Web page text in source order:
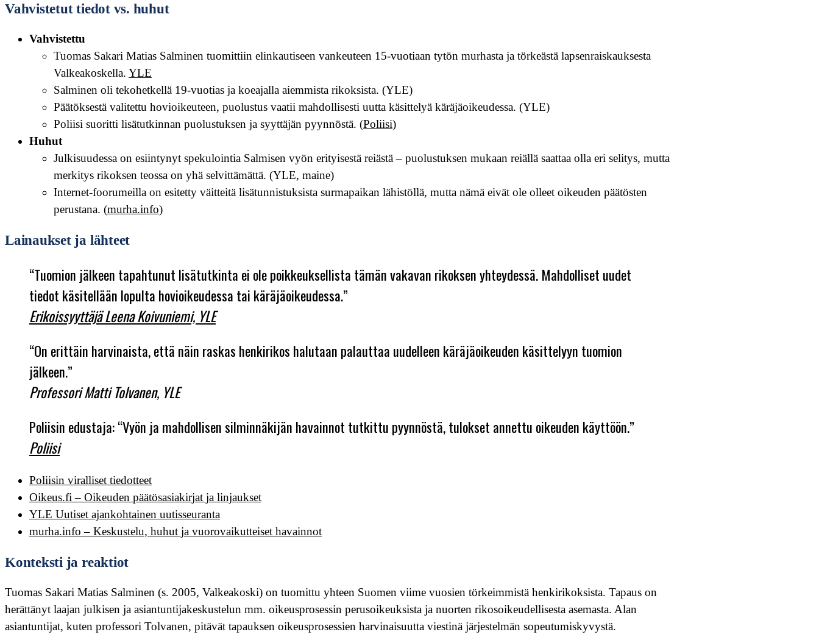
Vahvistetut tiedot vs. huhut
Vahvistettu
Tuomas Sakari Matias Salminen tuomittiin elinkautiseen vankeuteen 15-vuotiaan tytön murhasta ja törkeästä lapsenraiskauksesta
Valkeakoskella. YLE
Salminen oli tekohetkellä 19-vuotias ja koeajalla aiemmista rikoksista. (YLE)
Päätöksestä valitettu hovioikeuteen, puolustus vaatii mahdollisesti uutta käsittelyä käräjäoikeudessa. (YLE)
Poliisi suoritti lisätutkinnan puolustuksen ja syyttäjän pyynnöstä. (Poliisi)
Huhut
Julkisuudessa on esiintynyt spekulointia Salmisen vyön erityisestä reiästä – puolustuksen mukaan reiällä saattaa olla eri selitys, mutta
merkitys rikoksen teossa on yhä selvittämättä. (YLE, maine)
Internet-foorumeilla on esitetty väitteitä lisätunnistuksista surmapaikan lähistöllä, mutta nämä eivät ole olleet oikeuden päätösten
perustana. (murha.info)
Lainaukset ja lähteet
“Tuomion jälkeen tapahtunut lisätutkinta ei ole poikkeuksellista tämän vakavan rikoksen yhteydessä. Mahdolliset uudet
tiedot käsitellään lopulta hovioikeudessa tai käräjäoikeudessa.”
Erikoissyyttäjä Leena Koivuniemi, YLE
“On erittäin harvinaista, että näin raskas henkirikos halutaan palauttaa uudelleen käräjäoikeuden käsittelyyn tuomion
jälkeen.”
Professori Matti Tolvanen, YLE
Poliisin edustaja: “Vyön ja mahdollisen silminnäkijän havainnot tutkittu pyynnöstä, tulokset annettu oikeuden käyttöön.”
Poliisi
Poliisin viralliset tiedotteet
Oikeus.fi – Oikeuden päätösasiakirjat ja linjaukset
YLE Uutiset ajankohtainen uutisseuranta
murha.info – Keskustelu, huhut ja vuorovaikutteiset havainnot
Konteksti ja reaktiot
Tuomas Sakari Matias Salminen (s. 2005, Valkeakoski) on tuomittu yhteen Suomen viime vuosien törkeimmistä henkirikoksista. Tapaus on
herättänyt laajan julkisen ja asiantuntijakeskustelun mm. oikeusprosessin perusoikeuksista ja nuorten rikosoikeudellisesta asemasta. Alan
asiantuntijat, kuten professori Tolvanen, pitävät tapauksen oikeusprosessien harvinaisuutta viestinä järjestelmän sopeutumiskyvystä.